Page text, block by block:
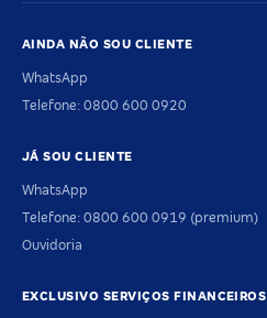
AINDA NÃO SOU CLIENTE
WhatsApp
Telefone: 0800 600 0920
JÁ SOU CLIENTE
WhatsApp
Telefone: 0800 600 0919 (premium)
Ouvidoria
EXCLUSIVO SERVIÇOS FINANCEIROS